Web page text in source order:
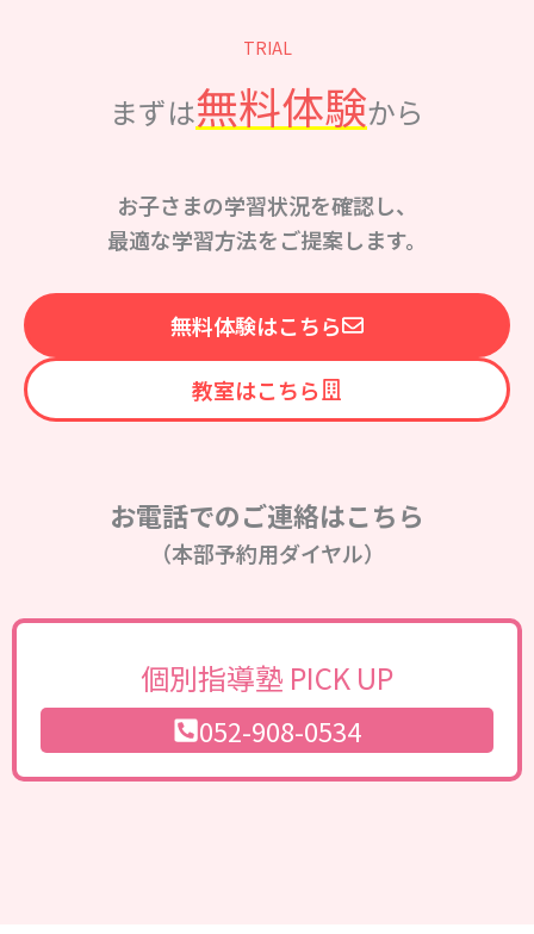
TRIAL
まずは無料体験から
お子さまの学習状況を確認し、
最適な学習方法をご提案します。
無料体験はこちら
教室はこちら
お電話でのご連絡はこちら
（本部予約用ダイヤル）
個別指導塾 PICK UP
052-908-0534